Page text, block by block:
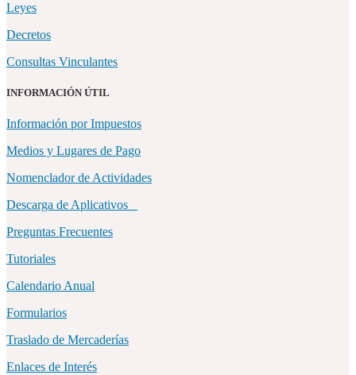
Leyes
Decretos
Consultas Vinculantes
INFORMACIÓN ÚTIL
Información por Impuestos
Medios y Lugares de Pago
Nomenclador de Actividades
Descarga de Aplicativos
Preguntas Frecuentes
Tutoriales
Calendario Anual
Formularios
Traslado de Mercaderías
Enlaces de Interés